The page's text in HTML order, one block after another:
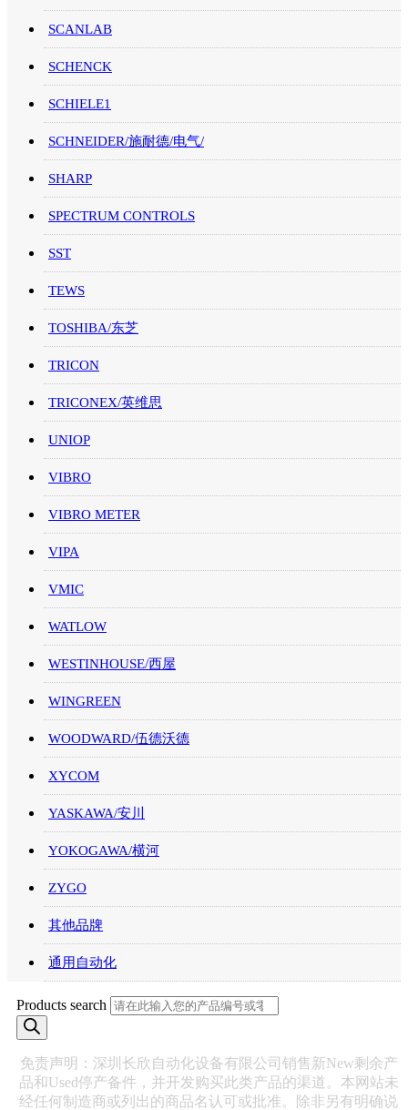
SCANLAB
SCHENCK
SCHIELE1
SCHNEIDER/施耐德/电气/
SHARP
SPECTRUM CONTROLS
SST
TEWS
TOSHIBA/东芝
TRICON
TRICONEX/英维思
UNIOP
VIBRO
VIBRO METER
VIPA
VMIC
WATLOW
WESTINHOUSE/西屋
WINGREEN
WOODWARD/伍德沃德
XYCOM
YASKAWA/安川
YOKOGAWA/横河
ZYGO
其他品牌
通用自动化
Products search
免责声明：深圳长欣自动化设备有限公司销售新New剩余产
品和Used停产备件，并开发购买此类产品的渠道。本网站未
经任何制造商或列出的商品名认可或批准。除非另有明确说